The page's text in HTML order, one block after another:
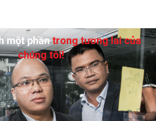
một phầntrong tương lai của
chúng tôi!